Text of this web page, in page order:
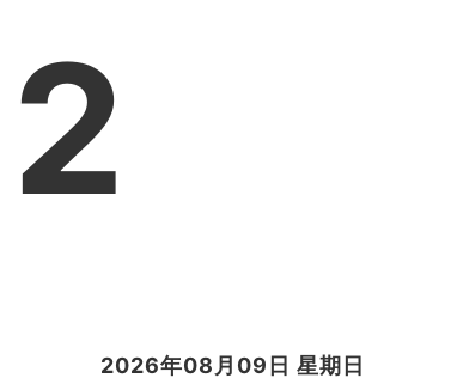
2026年08月09日 星期日